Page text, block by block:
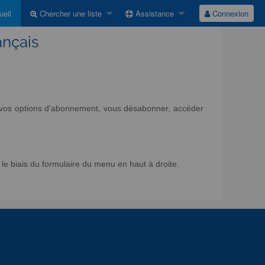
Chercher une liste Assistance Connexion
options d'abonnement, vous désabonner, accéder
biais du formulaire du menu en haut à droite.